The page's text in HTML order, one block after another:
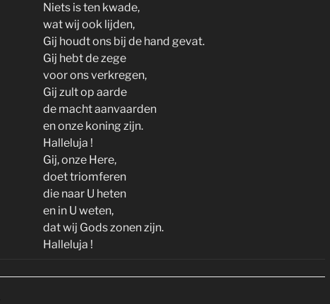
Niets is ten kwade,
wat wij ook lijden,
Gij houdt ons bij de hand gevat.
Gij hebt de zege
voor ons verkregen,
Gij zult op aarde
de macht aanvaarden
en onze koning zijn.
Halleluja !
Gij, onze Here,
doet triomferen
die naar U heten
en in U weten,
dat wij Gods zonen zijn.
Halleluja !